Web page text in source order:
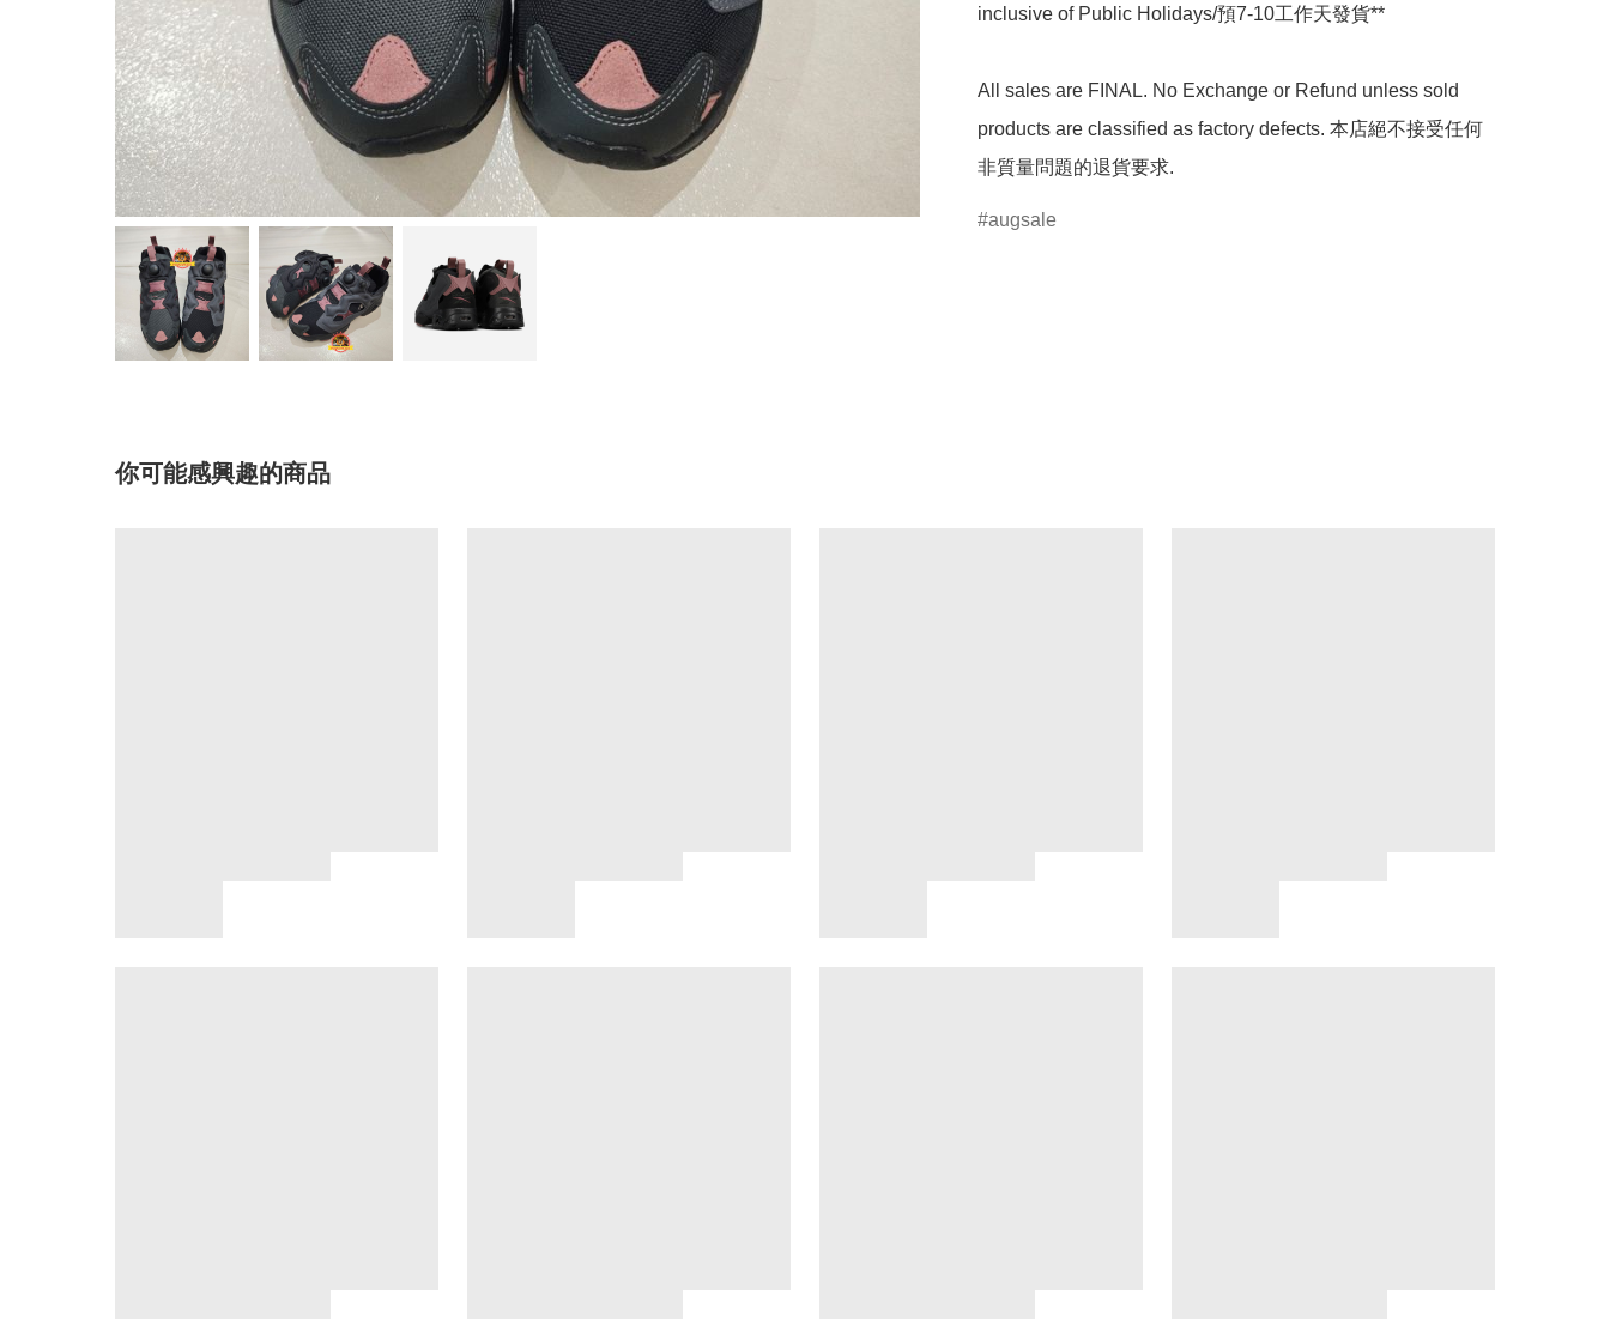
inclusive of Public Holidays/預7-10工作天發貨**
All sales are FINAL. No Exchange or Refund unless sold
products are classified as factory defects. 本店絕不接受任何
非質量問題的退貨要求.
augsale
你可能感興趣的商品